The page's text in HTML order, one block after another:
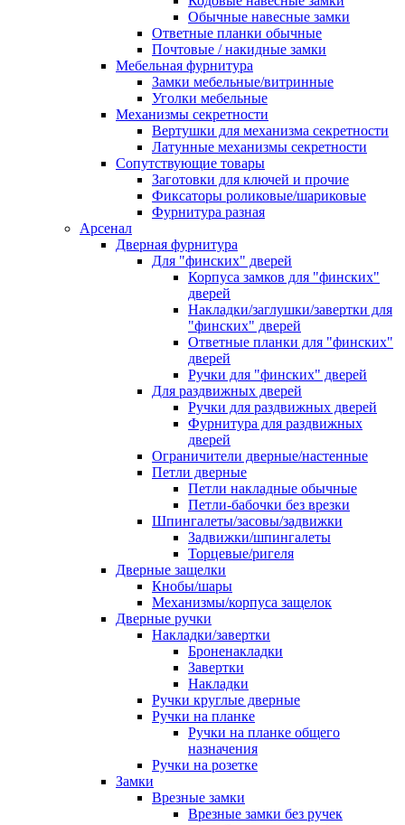
Обычные навесные замки
Ответные планки обычные
Почтовые / накидные замки
Мебельная фурнитура
Замки мебельные/витринные
Уголки мебельные
Механизмы секретности
Вертушки для механизма секретности
Латунные механизмы секретности
Сопутствующие товары
Заготовки для ключей и прочие
Фиксаторы роликовые/шариковые
Фурнитура разная
Арсенал
Дверная фурнитура
Для "финских" дверей
Корпуса замков для "финских"
дверей
Накладки/заглушки/завертки для
"финских" дверей
Ответные планки для "финских"
дверей
Ручки для "финских" дверей
Для раздвижных дверей
Ручки для раздвижных дверей
Фурнитура для раздвижных
дверей
Ограничители дверные/настенные
Петли дверные
Петли накладные обычные
Петли-бабочки без врезки
Шпингалеты/засовы/задвижки
Задвижки/шпингалеты
Торцевые/ригеля
Дверные защелки
Кнобы/шары
Механизмы/корпуса защелок
Дверные ручки
Накладки/завертки
Броненакладки
Завертки
Накладки
Ручки круглые дверные
Ручки на планке
Ручки на планке общего
назначения
Ручки на розетке
Замки
Врезные замки
Врезные замки без ручек